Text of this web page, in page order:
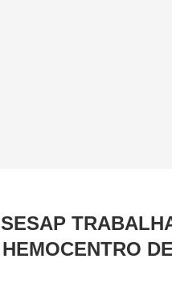
SESAP
HEMOCENTRO